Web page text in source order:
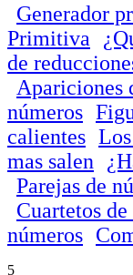
Generador
Primitiva
de
Apariciones
números
calientes
mas salen
Parejas de
Cuartetos
números
5